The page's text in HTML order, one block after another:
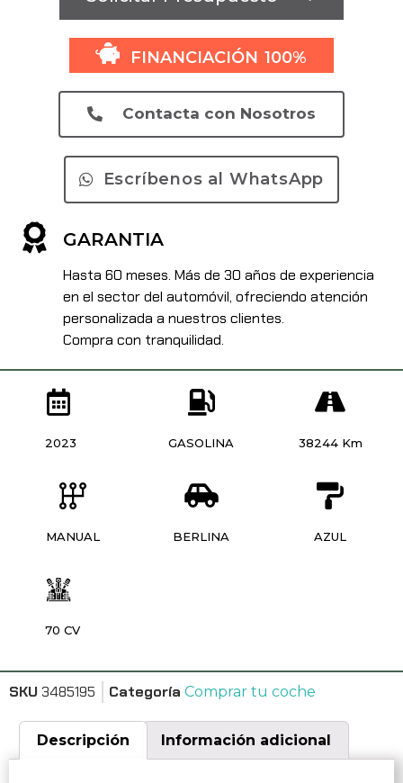
FINANCIACIÓN 100%
Contacta con Nosotros
Escríbenos al WhatsApp
GARANTIA
Hasta 60 meses. Más de 30 años de experiencia
en el sector del automóvil, ofreciendo atención
personalizada a nuestros clientes.
Compra con tranquilidad.
2023 GASOLINA 38244 Km
MANUAL BERLINA AZUL
70 CV
SKU 3485195 Categoría Comprar tu coche
Descripción Información adicional